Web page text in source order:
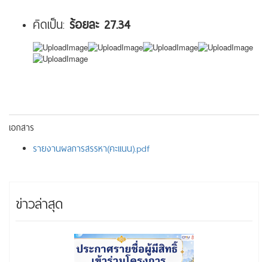
คิดเป็น: ร้อยละ 27.34
เอกสาร
รายงานผลการสรรหา(คะแนน).pdf
ข่าวล่าสุด